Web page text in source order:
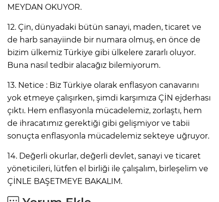
MEYDAN OKUYOR.
12. Çin, dünyadaki bütün sanayi, maden, ticaret ve
de harb sanayiinde bir numara olmuş, en önce de
bizim ülkemiz Türkiye gibi ülkelere zararlı oluyor.
Buna nasıl tedbir alacağız bilemiyorum.
13. Netice : Biz Türkiye olarak enflasyon canavarını
yok etmeye çalışırken, şimdi karşımıza ÇİN ejderhası
çıktı. Hem enflasyonla mücadelemiz, zorlaştı, hem
de ihracatımız gerektiği gibi gelişmiyor ve tabii
sonuçta enflasyonla mücadelemiz sekteye uğruyor.
14. Değerli okurlar, değerli devlet, sanayi ve ticaret
yöneticileri, lütfen el birliği ile çalışalım, birleşelim ve
ÇİNLE BAŞETMEYE BAKALIM.